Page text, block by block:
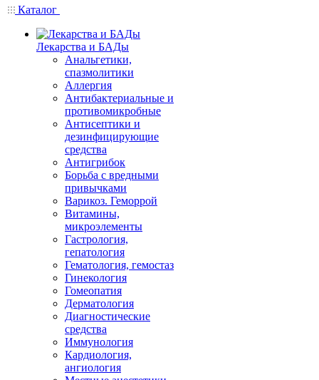
Каталог
Лекарства и БАДы
Анальгетики,
спазмолитики
Аллергия
Антибактериальные и
противомикробные
Антисептики и
дезинфицирующие
средства
Антигрибок
Борьба с вредными
привычками
Варикоз. Геморрой
Витамины,
микроэлементы
Гастрология,
гепатология
Гематология, гемостаз
Гинекология
Гомеопатия
Дерматология
Диагностические
средства
Иммунология
Кардиология,
ангиология